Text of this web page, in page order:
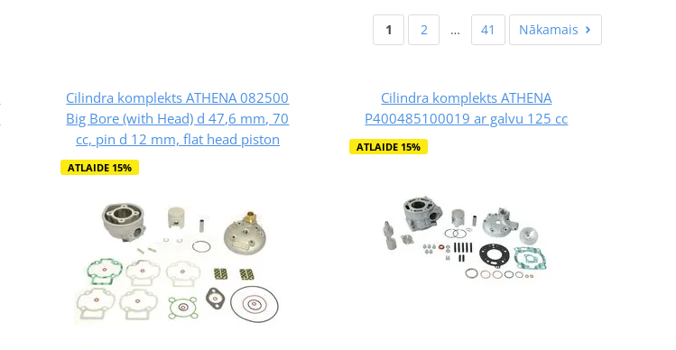
1 2 … 41 Nākamais
Cilindra komplekts ATHENA 082500
Big Bore (with Head) d 47,6 mm, 70
cc, pin d 12 mm, flat head piston
ATLAIDE 15%
Cilindra komplekts ATHENA
P400485100019 ar galvu 125 cc
ATLAIDE 15%